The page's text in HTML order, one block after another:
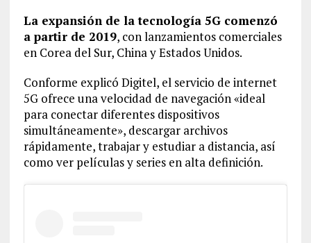
La expansión de la tecnología 5G comenzó
a partir de 2019, con lanzamientos comerciales
en Corea del Sur, China y Estados Unidos.
Conforme explicó Digitel, el servicio de internet
5G ofrece una velocidad de navegación «ideal
para conectar diferentes dispositivos
simultáneamente», descargar archivos
rápidamente, trabajar y estudiar a distancia, así
como ver películas y series en alta definición.